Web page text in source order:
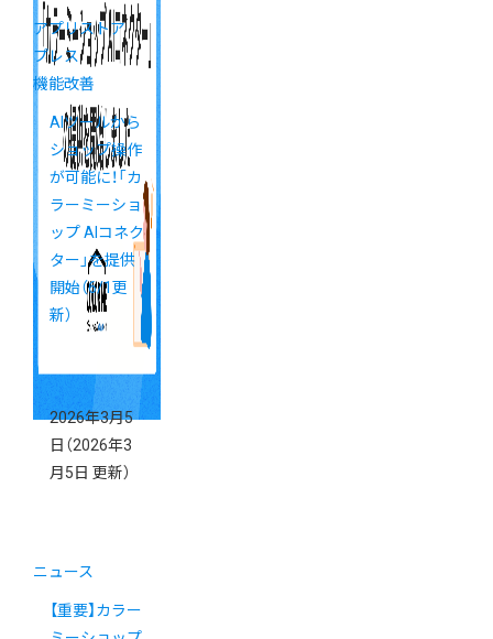
アプリストア
プレス
機能改善
AIツールから
ショップ操作
が可能に！「カ
ラーミーショ
ップ AIコネク
ター」を提供
開始（6/1更
新）
2026年3月5
日 （2026年3
月5日 更新）
ニュース
【重要】カラー